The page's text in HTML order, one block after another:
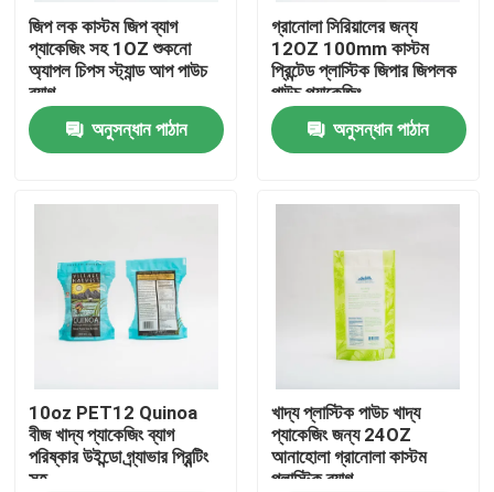
আমাদের সম্পর্কে
কারখানা ভ্রমণ
আমাদের সাথে যোগাযোগ করুন
জিপ লক কাস্টম জিপ ব্যাগ
প্যাকেজিং সহ 1OZ শুকনো
অ্যাপল চিপস স্ট্যান্ড আপ পাউচ
ব্যাগ
অনুসন্ধান পাঠান
গ্রানোলা সিরিয়ালের জন্য
12OZ 100mm কাস্টম
প্রিন্টেড প্লাস্টিক জিপার জিপলক
পাউচ প্যাকেজিং
অনুসন্ধান পাঠান
10oz PET12 Quinoa
বীজ খাদ্য প্যাকেজিং ব্যাগ
পরিষ্কার উইন্ডো গ্র্যাভার প্রিন্টিং
সহ
খাদ্য প্লাস্টিক পাউচ খাদ্য
প্যাকেজিং জন্য 24OZ
আনাহোলা গ্রানোলা কাস্টম
প্লাস্টিক ব্যাগ